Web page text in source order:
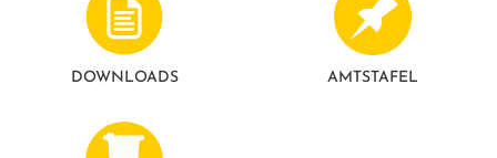
DOWNLOADS AMTSTAFEL